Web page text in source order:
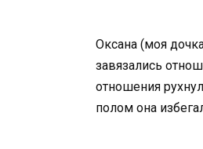
Оксана (моя
завязались
отношения
полом она